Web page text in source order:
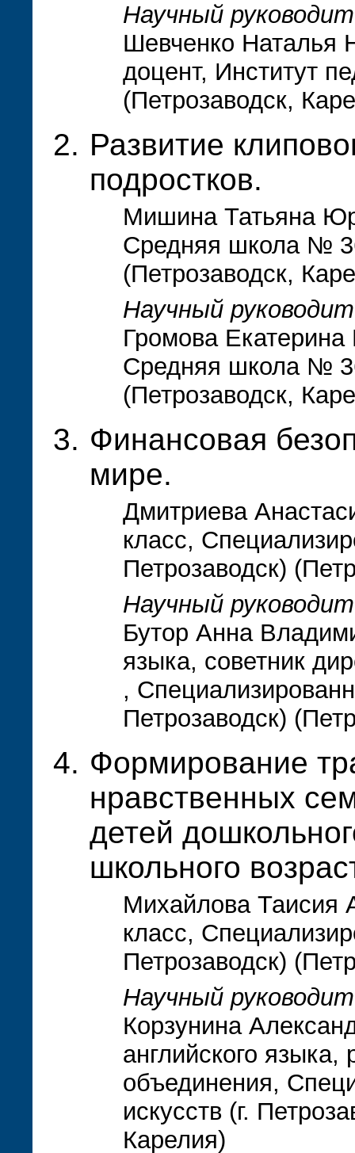
Научный
Шевченко Наталья
доцент, Институт
(Петрозаводск,
Развитие
подростков.
Мишина Татьяна
Средняя школа №
(Петрозаводск,
Научный
Громова Екатерина
Средняя школа №
(Петрозаводск,
Финансовая
мире.
Дмитриева
класс,
Петрозаводск)
Научный
Бутор Анна
языка, советник
,
Петрозаводск)
Формирование
нравственных
детей
школьного
Михайлова Таисия
класс,
Петрозаводск)
Научный
Корзунина
английского языка,
объединения,
искусств (г.
Карелия)